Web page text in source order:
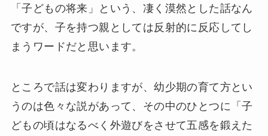
「子どもの将来」という、凄く漠然とした話なん
ですが、子を持つ親としては反射的に反応してし
まうワードだと思います。
ところで話は変わりますが、幼少期の育て方とい
うのは色々な説があって、その中のひとつに「子
どもの頃はなるべく外遊びをさせて五感を鍛えた